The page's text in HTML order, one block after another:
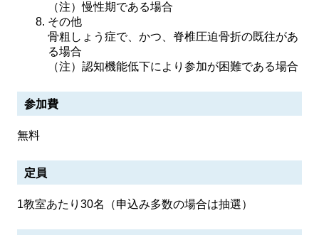
（注）慢性期である場合
その他
骨粗しょう症で、かつ、脊椎圧迫骨折の既往があ
る場合
（注）認知機能低下により参加が困難である場合
参加費
無料
定員
1教室あたり30名（申込み多数の場合は抽選）